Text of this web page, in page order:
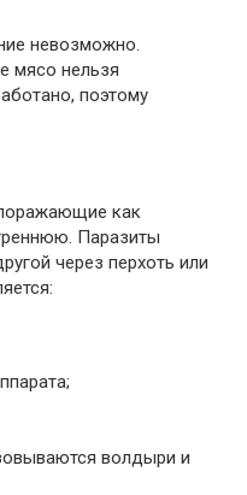
невозможно.
мясо нельзя
поэтому
как
Паразиты
через перхоть или
волдыри и